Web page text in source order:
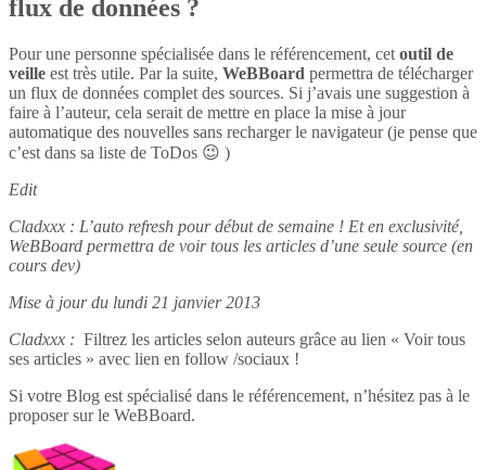
flux de données ?
Pour une personne spécialisée dans le référencement, cet outil de
veille est très utile. Par la suite, WeBBoard permettra de télécharger
un flux de données complet des sources. Si j’avais une suggestion à
faire à l’auteur, cela serait de mettre en place la mise à jour
automatique des nouvelles sans recharger le navigateur (je pense que
c’est dans sa liste de ToDos 😉 )
Edit
Cladxxx : L’auto refresh pour début de semaine ! Et en exclusivité,
WeBBoard permettra de voir tous les articles d’une seule source (en
cours dev)
Mise à jour du lundi 21 janvier 2013
Cladxxx : Filtrez les articles selon auteurs grâce au lien « Voir tous
ses articles » avec lien en follow /sociaux !
Si votre Blog est spécialisé dans le référencement, n’hésitez pas à le
proposer sur le WeBBoard.